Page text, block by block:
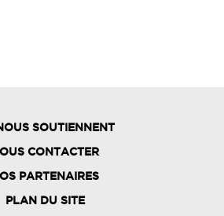
SOUTIENNENT
CONTACTER
PARTENAIRES
PLAN DU SITE